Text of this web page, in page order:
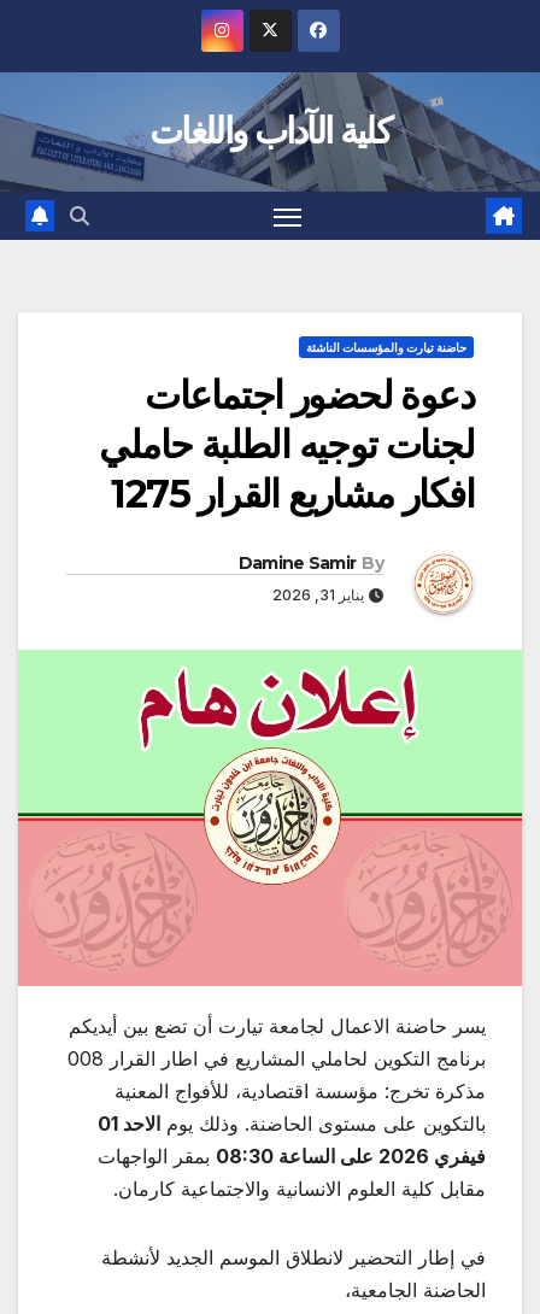
كلية الآداب واللغات
حاضنة تيارت والمؤسسات الناشئة
دعوة لحضور اجتماعات
لجنات توجيه الطلبة حاملي
افكار مشاريع القرار 1275‎
By
Damine Samir
يناير 31, 2026
يسر حاضنة الاعمال لجامعة تيارت أن تضع بين أيديكم
برنامج التكوين
لحاملي المشاريع في اطار القرار 008
مذكرة تخرج: مؤسسة اقتصادية، للأفواج المعنية
بالتكوين على مستوى الحاضنة. وذلك يوم
الاحد 01
فيفري 2026 على الساعة 08:30
بمقر الواجهات
مقابل كلية العلوم الانسانية والاجتماعية كارمان.
في إطار التحضير لانطلاق الموسم الجديد لأنشطة
الحاضنة الجامعية،